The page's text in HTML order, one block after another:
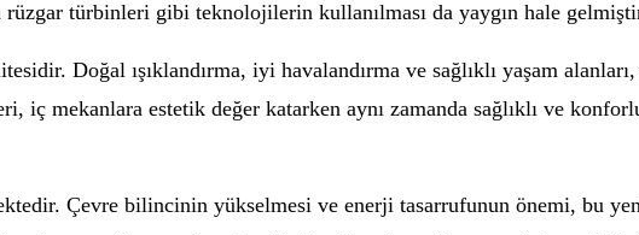
türbinleri gibi teknolojilerin kullanılması da yaygın hale
Doğal ışıklandırma, iyi havalandırma ve sağlıklı yaşam
mekanlara estetik değer katarken aynı zamanda sağlıklı ve
Çevre bilincinin yükselmesi ve enerji tasarrufunun önemi, bu